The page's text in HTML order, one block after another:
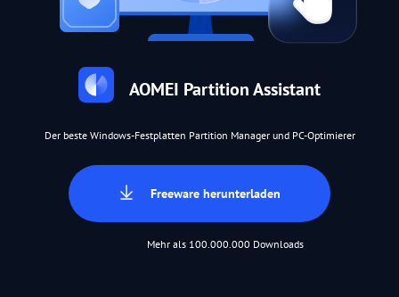
AOMEI Partition Assistant
Der beste Windows-Festplatten Partition Manager und PC-Optimierer
Freeware herunterladen
Mehr als 100.000.000 Downloads